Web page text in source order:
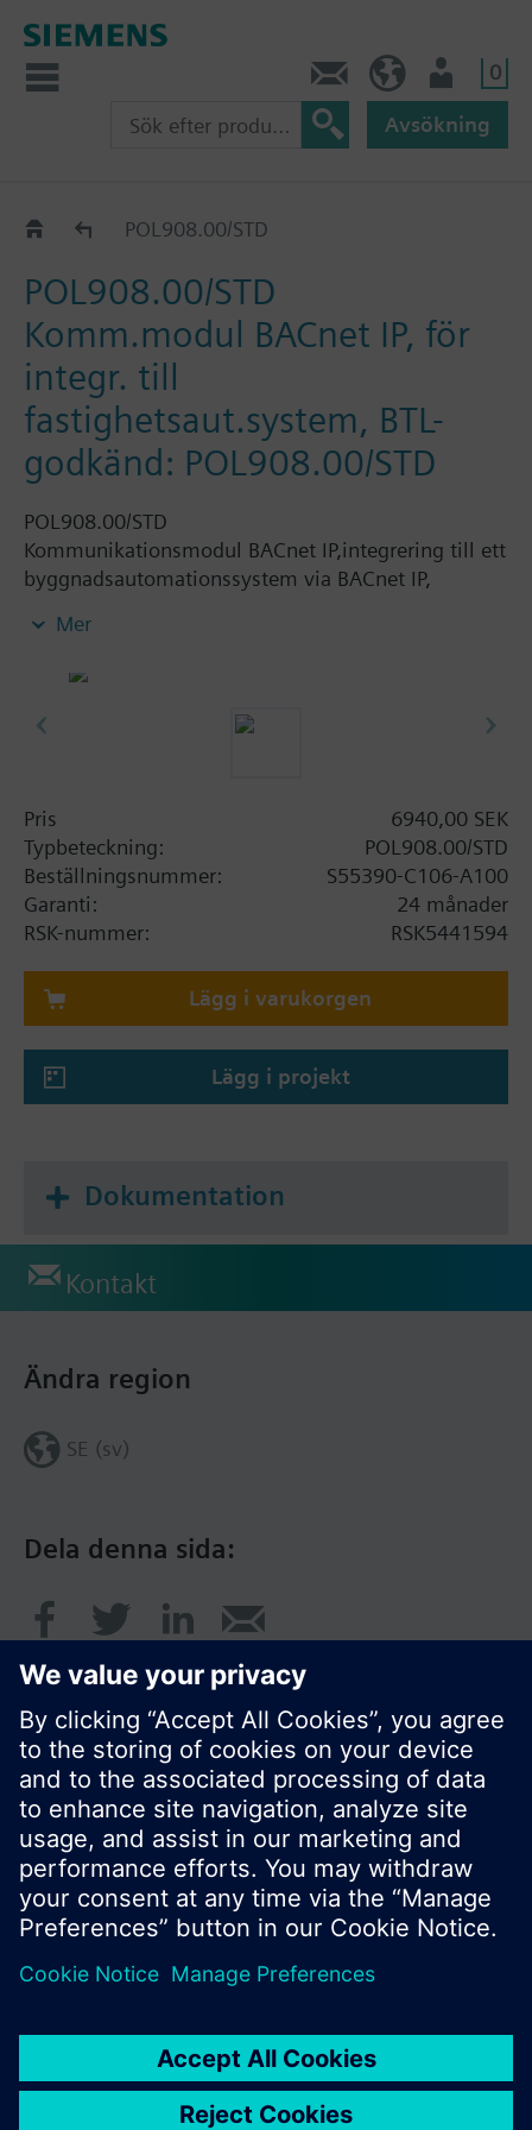
0
Avsökning
KatalogPOL908.00/STD
POL908.00/STD
Komm.modul BACnet IP, för
integr. till
fastighetsaut.system, BTL-
godkänd: POL908.00/STD
POL908.00/STD
Kommunikationsmodul BACnet IP,integrering till ett
byggnadsautomationssystem via BACnet IP,
BACnet/IP via B-BC-profil och BBMD,
Mer
Pris
6940,00 SEK
Typbeteckning:
POL908.00/STD
Beställningsnummer:
S55390-C106-A100
Garanti:
24 månader
RSK-nummer:
RSK5441594
Lägg i varukorgen
Lägg i projekt
Dokumentation
Kontakt
Dela denna sida:
Ändra region
SE (sv)
© Siemens AB, Building Technologies Division,
CPS - 2017
Produktportfölj och priser kan variera mellan
Användarvillkor